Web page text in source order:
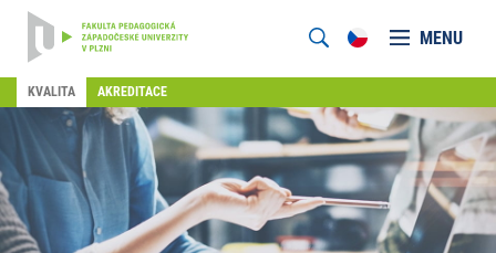
MENU
KVALITA AKREDITACE